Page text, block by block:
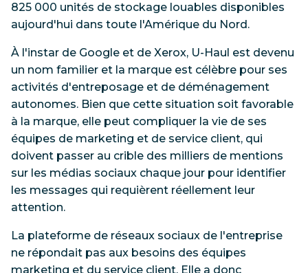
825 000 unités de stockage louables disponibles
aujourd'hui dans toute l'Amérique du Nord.
À l'instar de Google et de Xerox, U-Haul est devenu
un nom familier et la marque est célèbre pour ses
activités d'entreposage et de déménagement
autonomes. Bien que cette situation soit favorable
à la marque, elle peut compliquer la vie de ses
équipes de marketing et de service client, qui
doivent passer au crible des milliers de mentions
sur les médias sociaux chaque jour pour identifier
les messages qui requièrent réellement leur
attention.
La plateforme de réseaux sociaux de l'entreprise
ne répondait pas aux besoins des équipes
marketing et du service client. Elle a donc